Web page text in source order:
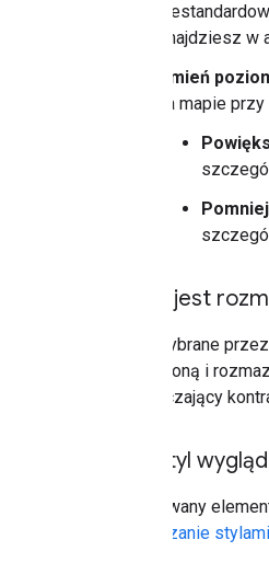
znajdziesz w
Zmień
na mapie
Tekst jest
Jeśli wybrane
pogrubioną i
wystarczający
Mój styl
Stylizowany
Zarządzanie